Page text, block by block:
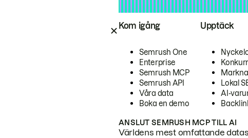
Kom igång
Semrush One
Enterprise
Semrush MCP
Semrush API
Våra data
Boka en demo
Upptäck
Lokal
AI-
ANSLUT SEMRUSH MCP TILL AI
Världens mest omfattande